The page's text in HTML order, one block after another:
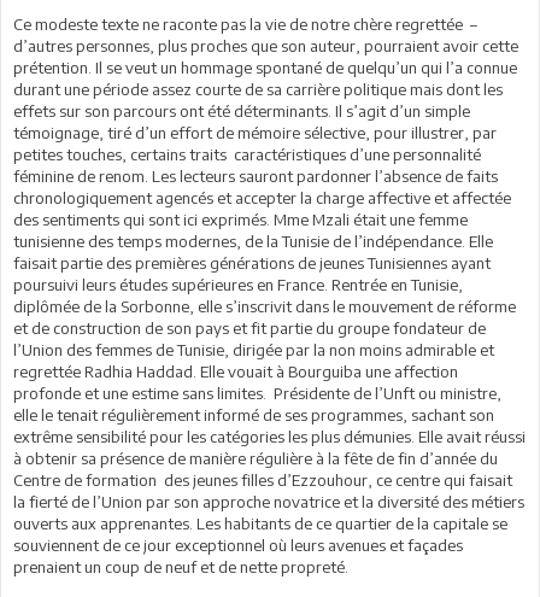
Ce modeste texte ne raconte pas la vie de notre chère regrettée –
d’autres personnes, plus proches que son auteur, pourraient avoir cette
prétention. Il se veut un hommage spontané de quelqu’un qui l’a connue
durant une période assez courte de sa carrière politique mais dont les
effets sur son parcours ont été déterminants. Il s’agit d’un simple
témoignage, tiré d’un effort de mémoire sélective, pour illustrer, par
petites touches, certains traits caractéristiques d’une personnalité
féminine de renom. Les lecteurs sauront pardonner l’absence de faits
chronologiquement agencés et accepter la charge affective et affectée
des sentiments qui sont ici exprimés. Mme Mzali était une femme
tunisienne des temps modernes, de la Tunisie de l’indépendance. Elle
faisait partie des premières générations de jeunes Tunisiennes ayant
poursuivi leurs études supérieures en France. Rentrée en Tunisie,
diplômée de la Sorbonne, elle s’inscrivit dans le mouvement de réforme
et de construction de son pays et fit partie du groupe fondateur de
l’Union des femmes de Tunisie, dirigée par la non moins admirable et
regrettée Radhia Haddad. Elle vouait à Bourguiba une affection
profonde et une estime sans limites. Présidente de l’Unft ou ministre,
elle le tenait régulièrement informé de ses programmes, sachant son
extrême sensibilité pour les catégories les plus démunies. Elle avait réussi
à obtenir sa présence de manière régulière à la fête de fin d’année du
Centre de formation des jeunes filles d’Ezzouhour, ce centre qui faisait
la fierté de l’Union par son approche novatrice et la diversité des métiers
ouverts aux apprenantes. Les habitants de ce quartier de la capitale se
souviennent de ce jour exceptionnel où leurs avenues et façades
prenaient un coup de neuf et de nette propreté.